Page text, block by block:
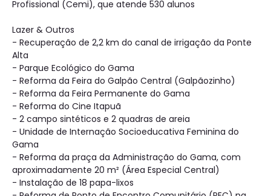
Profissional (Cemi), que atende 530 alunos
Lazer & Outros
- Recuperação de 2,2 km do canal de irrigação da Ponte
Alta
- Parque Ecológico do Gama
- Reforma da Feira do Galpão Central (Galpãozinho)
- Reforma da Feira Permanente do Gama
- Reforma do Cine Itapuã
- 2 campo sintéticos e 2 quadras de areia
- Unidade de Internação Socioeducativa Feminina do
Gama
- Reforma da praça da Administração do Gama, com
aproximadamente 20 m² (Área Especial Central)
- Instalação de 18 papa-lixos